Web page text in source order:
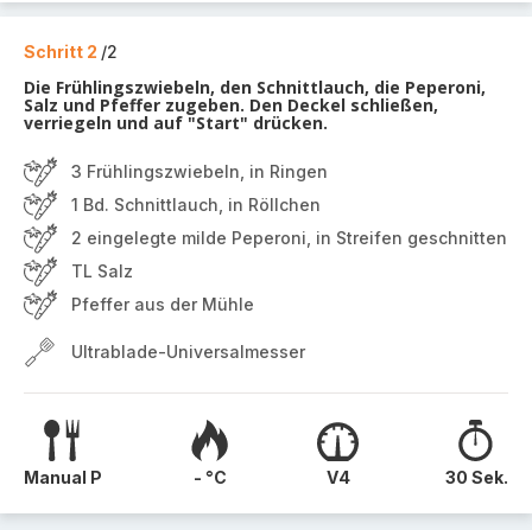
Schritt 2 /2
Die Frühlingszwiebeln, den Schnittlauch, die Peperoni,
Salz und Pfeffer zugeben. Den Deckel schließen,
verriegeln und auf "Start" drücken.
3 Frühlingszwiebeln, in Ringen
1 Bd. Schnittlauch, in Röllchen
2 eingelegte milde Peperoni, in Streifen geschnitten
TL Salz
Pfeffer aus der Mühle
Ultrablade-Universalmesser
Manual P - °C V4 30 Sek.